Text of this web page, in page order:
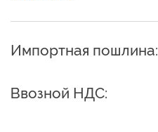
Импортная пошлина:
Ввозной НДС: